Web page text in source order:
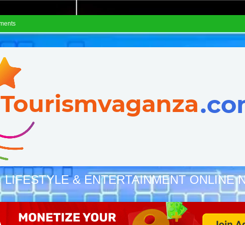
LIFESTYLE & ENTERTAINMENT ONLINE